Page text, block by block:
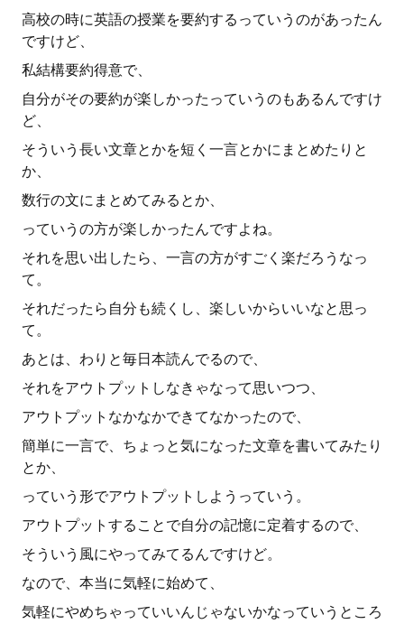
高校の時に英語の授業を要約するっていうのがあったん
ですけど、
私結構要約得意で、
自分がその要約が楽しかったっていうのもあるんですけ
ど、
そういう長い文章とかを短く一言とかにまとめたりと
か、
数行の文にまとめてみるとか、
っていうの方が楽しかったんですよね。
それを思い出したら、一言の方がすごく楽だろうなっ
て。
それだったら自分も続くし、楽しいからいいなと思っ
て。
あとは、わりと毎日本読んでるので、
それをアウトプットしなきゃなって思いつつ、
アウトプットなかなかできてなかったので、
簡単に一言で、ちょっと気になった文章を書いてみたり
とか、
っていう形でアウトプットしようっていう。
アウトプットすることで自分の記憶に定着するので、
そういう風にやってみてるんですけど。
なので、本当に気軽に始めて、
気軽にやめちゃっていいんじゃないかなっていうところ